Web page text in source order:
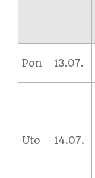
Pon 13.07.
Uto 14.07.